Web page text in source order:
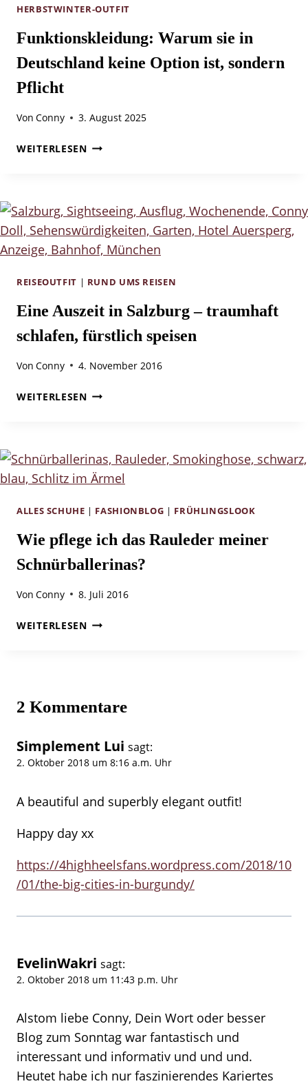
HERBSTWINTER-OUTFIT
Funktionskleidung: Warum sie in
Deutschland keine Option ist, sondern
Pflicht
Von Conny 3. August 2025
WEITERLESENFUNKTIONSKLEIDUNG:
DEUTSCHLAND
KEINE
OPTION
IST,
PFLICHT
REISEOUTFIT | RUND UMS REISEN
Eine Auszeit in Salzburg – traumhaft
schlafen, fürstlich speisen
Von Conny 4. November 2016
WEITERLESENEINE
–
TRAUMHAFT
SCHLAFEN,
FÜRSTLICH
SPEISEN
ALLES SCHUHE | FASHIONBLOG | FRÜHLINGSLOOK
Wie pflege ich das Rauleder meiner
Schnürballerinas?
Von Conny 8. Juli 2016
WEITERLESENWIE
MEINER
SCHNÜRBALLERINAS?
2 Kommentare
Simplement Lui sagt:
2. Oktober 2018 um 8:16 a.m. Uhr
A beautiful and superbly elegant outfit!
Happy day xx
https://4highheelsfans.wordpress.com/2018/10
/01/the-big-cities-in-burgundy/
EvelinWakri sagt:
2. Oktober 2018 um 11:43 p.m. Uhr
Alstom liebe Conny, Dein Wort oder besser
Blog zum Sonntag war fantastisch und
interessant und informativ und und und.
Heutet habe ich nur faszinierendes Kariertes